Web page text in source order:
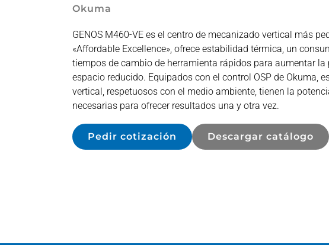
Okuma
GENOS M460-VE es el centro de mecanizado vertical más
«Affordable Excellence», ofrece estabilidad térmica, un
tiempos de cambio de herramienta rápidos para aumentar la
espacio reducido. Equipados con el control OSP de Okuma,
vertical, respetuosos con el medio ambiente, tienen la
necesarias para ofrecer resultados una y otra vez.
Pedir cotización Descargar catálogo